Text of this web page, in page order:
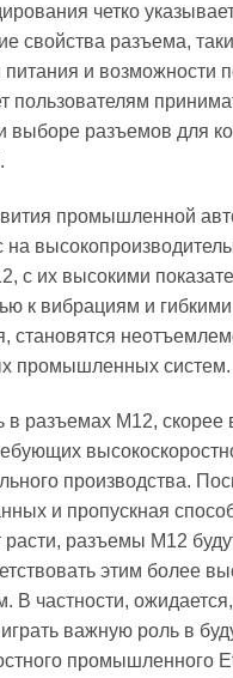
четко
свойства разъема,
питания и возможности
пользователям
выборе разъемов для
промышленной
на
с их высокими
к вибрациям и
становятся
промышленных систем.
в разъемах M12, скорее
производства.
и пропускная
разъемы M12
этим более
В частности,
играть важную роль в
промышленного